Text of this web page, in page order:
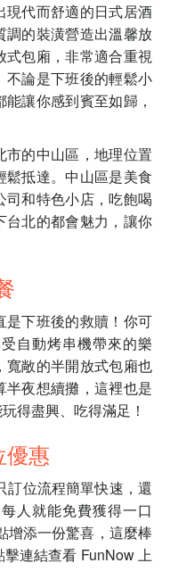
現代而舒適的日式居酒
調的裝潢營造出溫馨放
式包廂，非常適合重視
不論是下班後的輕鬆小
讓你感到賓至如歸，
的中山區，地理位置
抵達。中山區是美食
和特色小店，吃飽喝
台北的都會魅力，讓你
是下班後的救贖！你可
自動烤串機帶來的樂
寬敞的半開放式包廂也
夜想續攤，這裡也是
得盡興、吃得滿足！
優惠
訂位流程簡單快速，還
人就能免費獲得一口
增添一份驚喜，這麼棒
擊連結查看 FunNow 上